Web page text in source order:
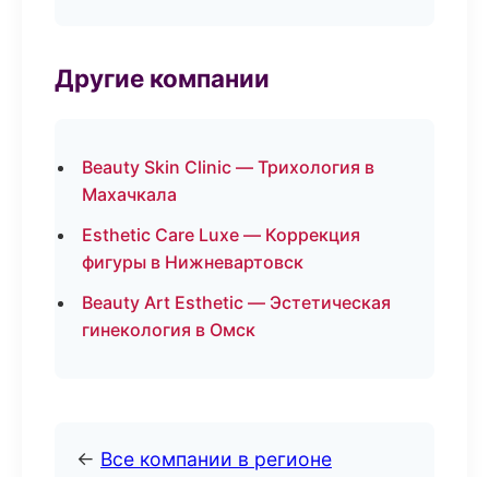
Другие компании
Beauty Skin Clinic — Трихология в
Махачкала
Esthetic Care Luxe — Коррекция
фигуры в Нижневартовск
Beauty Art Esthetic — Эстетическая
гинекология в Омск
← Все компании в регионе